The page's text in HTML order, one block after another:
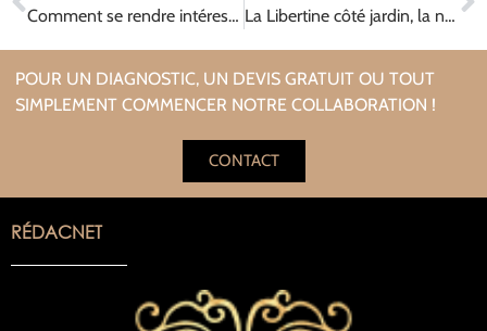
Comment se rendre intéressant sur Facebook : les meilleures astuces
La Libertine côté jardin, la nouvelle pièce de Katia Verba… à siroter sans modération !
POUR UN DIAGNOSTIC, UN DEVIS GRATUIT OU TOUT
SIMPLEMENT COMMENCER NOTRE COLLABORATION !
CONTACT
RÉDACNET